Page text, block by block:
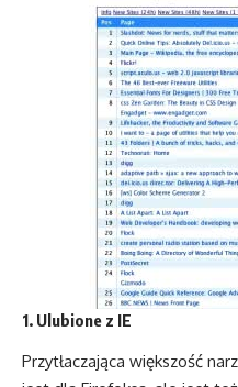
1. Ulubione z IE
Przytłaczająca większość